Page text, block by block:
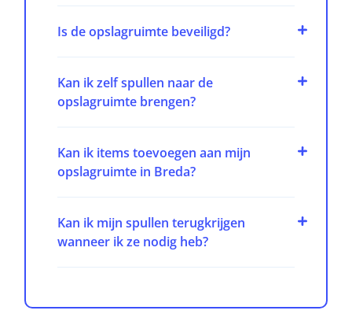
Is de opslagruimte beveiligd?
Kan ik zelf spullen naar de
opslagruimte brengen?
Kan ik items toevoegen aan mijn
opslagruimte in Breda?
Kan ik mijn spullen terugkrijgen
wanneer ik ze nodig heb?